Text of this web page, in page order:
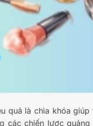
quả là chìa khóa giúp
các chiến lược